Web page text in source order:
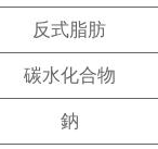
反式脂肪
碳水化合物
鈉